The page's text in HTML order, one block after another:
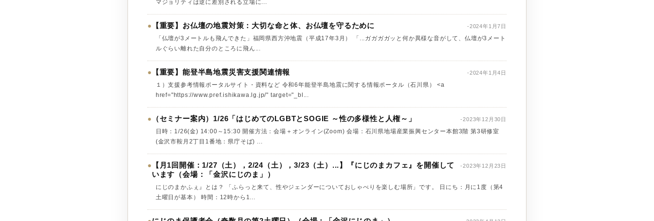
マジョリティは逆に差別される立場に...
● 【重要】お仏壇の地震対策：大切な命と体、お仏壇を守るために -2024年1月7日
「仏壇が3メートルも飛んできた」福岡県西方沖地震（平成17年3月） 「...ガガガガッと何か異様な音がして、仏壇が3メート
ルぐらい離れた自分のところに飛ん...
● 【重要】能登半島地震災害支援関連情報 -2024年1月4日
１）支援参考情報ポータルサイト・資料など 令和6年能登半島地震に関する情報ポータル（石川県） <a
href="https://www.pref.ishikawa.lg.jp/" target="_bl...
● （セミナー案内）1/26「はじめてのLGBTとSOGIE ～性の多様性と人権～」 -2023年12月30日
日時：1/26(金) 14:00～15:30 開催方法：会場＋オンライン(Zoom) 会場：石川県地場産業振興センター本館3階 第3研修室
(金沢市鞍月2丁目1番地：県庁そば) ...
●
【月1回開催：1/27（土），2/24（土），3/23（土）...】『にじのまカフェ』を開催して
います（会場：「金沢にじのま」）
-2023年12月23日
にじのまかふぇ』とは？ 「ふらっと来て、性やジェンダーについておしゃべりを楽しむ場所」です。 日にち：月に1度（第4
土曜日が基本） 時間：12時から1...